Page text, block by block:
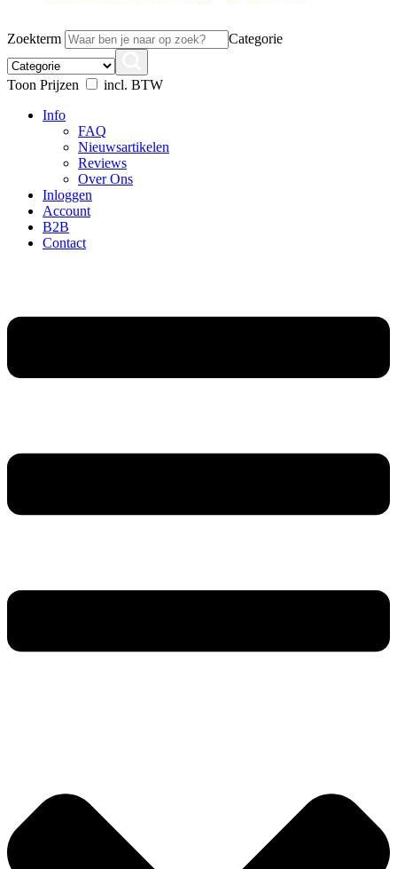
Zoekterm Categorie
Toon Prijzen
incl. BTW
Info
FAQ
Nieuwsartikelen
Reviews
Over Ons
Inloggen
Account
B2B
Contact